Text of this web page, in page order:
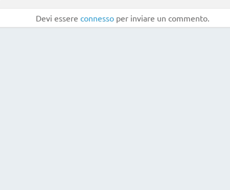
Devi essere connessoper inviare un commento.